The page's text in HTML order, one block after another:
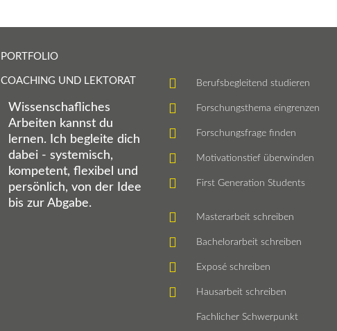
PORTFOLIO
COACHING UND LEKTORAT
Wissenschafliches
Arbeiten kannst du
lernen. Ich begleite dich
dabei - systemisch,
kompetent, flexibel und
persönlich, von der Idee
bis zur Abgabe.
Berufsbegleitend studieren
Forschungsthema eingrenzen
Forschungsfrage finden
Motivationstief überwinden
First Generation Students
Masterarbeit schreiben
Bachelorarbeit schreiben
Exposé schreiben
Hausarbeit schreiben
Fachlicher Schwerpunkt